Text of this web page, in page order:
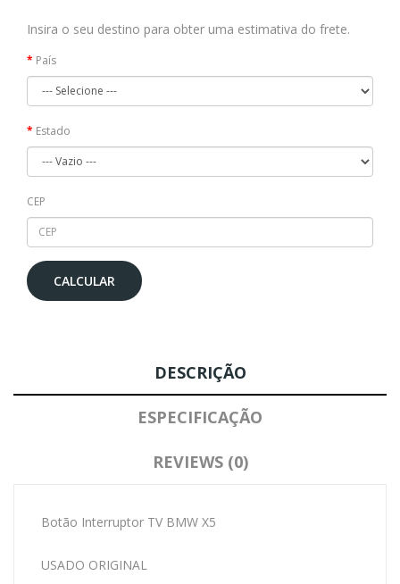
Insira o seu destino para obter uma estimativa do frete.
País
Estado
CEP
CALCULAR
DESCRIÇÃO
ESPECIFICAÇÃO
REVIEWS (0)
Botão Interruptor TV BMW X5
USADO ORIGINAL